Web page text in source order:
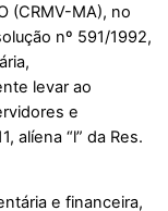
(CRMV-MA), no
nº 591/1992,
levar ao
e
alíena “l” da Res.
e financeira,